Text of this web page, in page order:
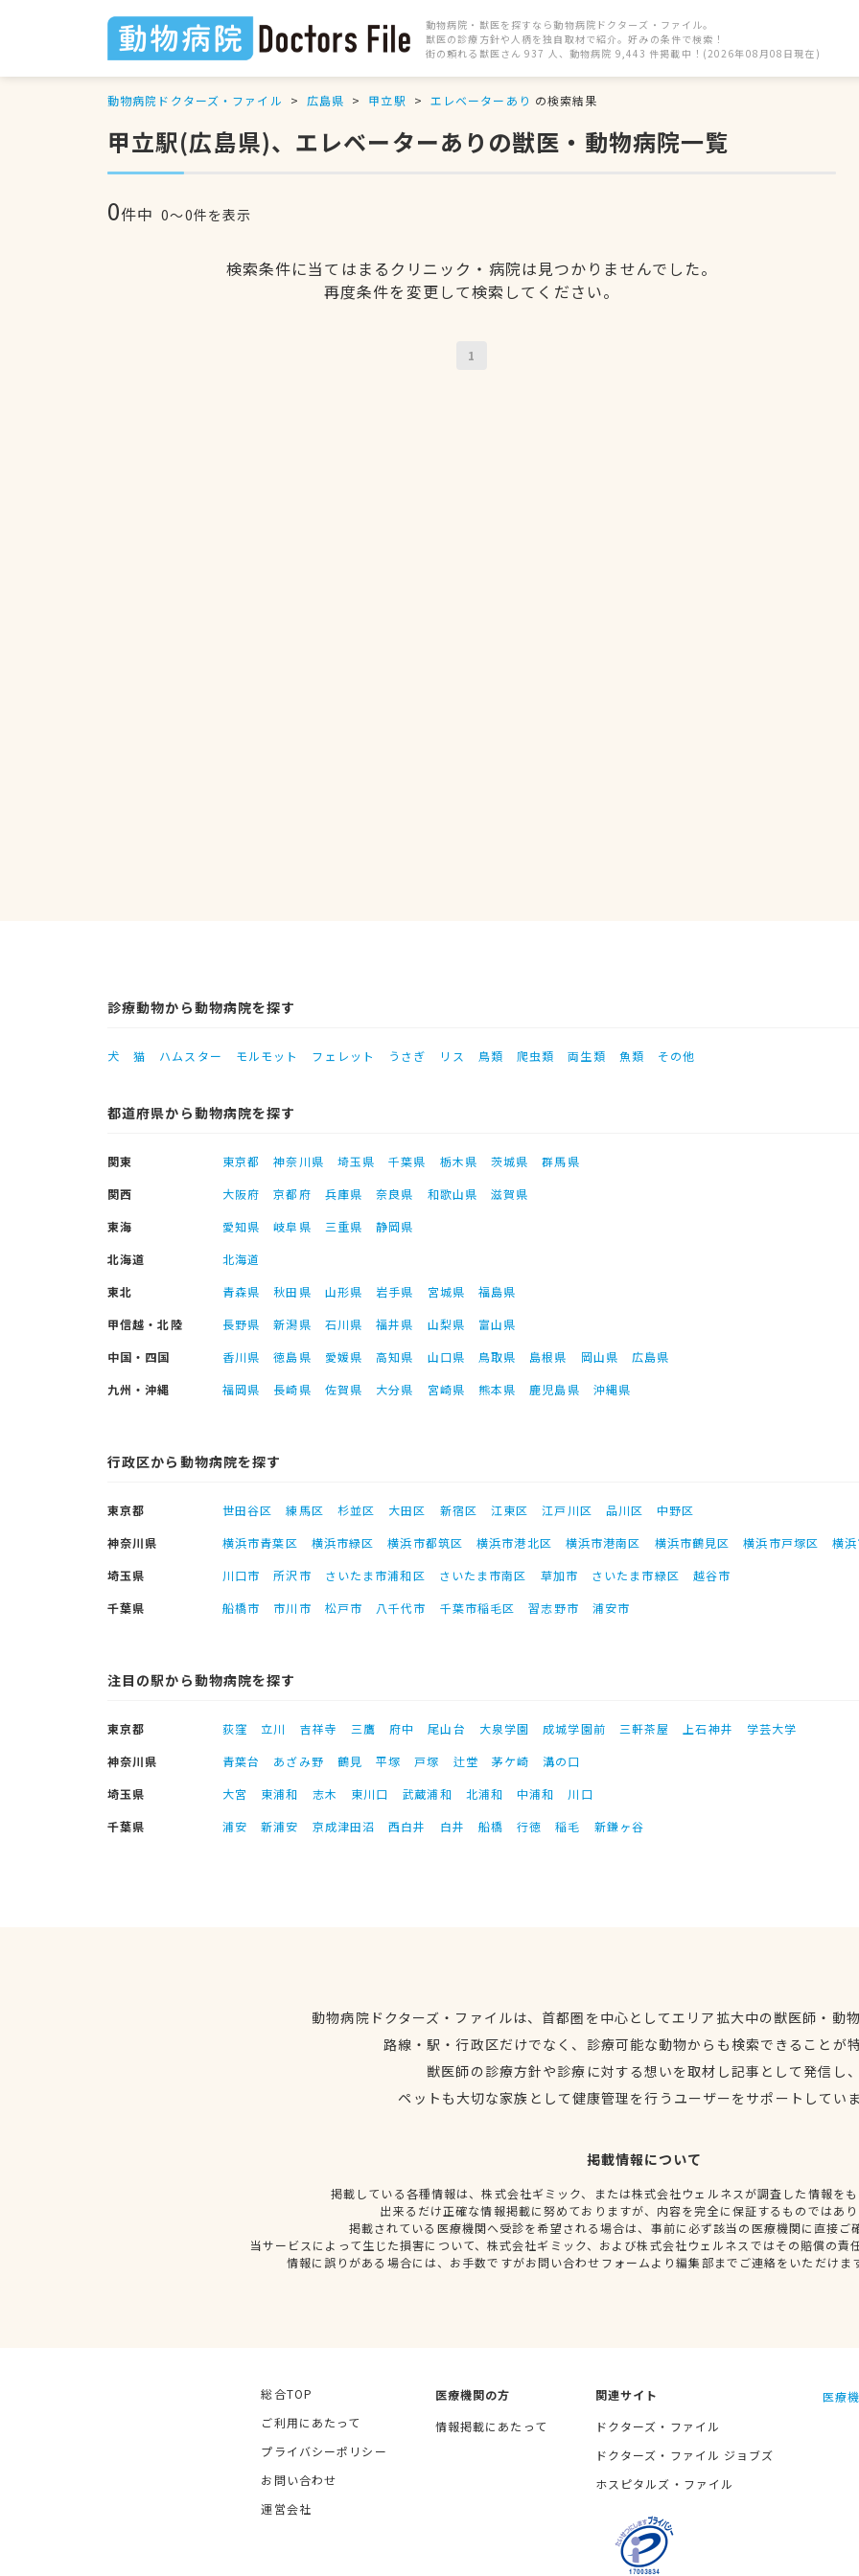
動物病院・獣医を探すなら動物病院ドクターズ・ファイル。
獣医の診療方針や人柄を独自取材で紹介。好みの条件で検索！
街の頼れる獣医さん 937 人、動物病院 9,443 件掲載中！(2026年08月08日現在)
動物病院ドクターズ・ファイル 広島県 甲立駅 エレベーターあり の検索結果
甲立駅(広島県)、エレベーターありの獣医・動物病院一覧
0件中 0〜0件を表示
検索条件に当てはまるクリニック・病院は見つかりませんでした。
再度条件を変更して検索してください。
1
診療動物から動物病院を探す
犬 猫 ハムスター モルモット フェレット うさぎ リス 鳥類 爬虫類 両生類 魚類 その他
都道府県から動物病院を探す
関東 東京都 神奈川県 埼玉県 千葉県 栃木県 茨城県
群馬県
関西
大阪府 京都府 兵庫県 奈良県 和歌山県
滋賀県
東海
愛知県 岐阜県 三重県
静岡県
北海道
北海道
東北
青森県 秋田県 山形県 岩手県 宮城県
福島県
甲信越・北陸
長野県 新潟県 石川県 福井県 山梨県
富山県
中国・四国
香川県 徳島県 愛媛県 高知県 山口県 鳥取県 島根県 岡山県
広島県
九州・沖縄
福岡県 長崎県 佐賀県 大分県 宮崎県 熊本県 鹿児島県 沖縄県
行政区から動物病院を探す
東京都 世田谷区 練馬区 杉並区 大田区 新宿区 江東区 江戸川区 品川区
中野区
神奈川県
横浜市青葉区 横浜市緑区 横浜市都筑区 横浜市港北区 横浜市港南区 横浜市鶴見区 横浜市戸塚区
横
埼玉県
川口市 所沢市 さいたま市浦和区 さいたま市南区 草加市 さいたま市緑区
越谷市
千葉県
船橋市 市川市 松戸市 八千代市 千葉市稲毛区 習志野市 浦安市
注目の駅から動物病院を探す
東京都 荻窪 立川 吉祥寺 三鷹 府中 尾山台 大泉学園 成城学園前 三軒茶屋 上石神井
学芸大学
神奈川県
青葉台 あざみ野 鶴見 平塚 戸塚 辻堂 茅ケ崎
溝の口
埼玉県
大宮 東浦和 志木 東川口 武蔵浦和 北浦和 中浦和
川口
千葉県
浦安 新浦安 京成津田沼 西白井 白井 船橋 行徳 稲毛 新鎌ヶ谷
動物病院ドクターズ・ファイルは、首都圏を中心としてエリア拡大中の獣医師・動
路線・駅・行政区だけでなく、診療可能な動物からも検索できることが
獣医師の診療方針や診療に対する想いを取材し記事として発信し
ペットも大切な家族として健康管理を行うユーザーをサポートしてい
掲載情報について
掲載している各種情報は、株式会社ギミック、または株式会社ウェルネスが調査した情報を
出来るだけ正確な情報掲載に努めておりますが、内容を完全に保証するものではあ
掲載されている医療機関へ受診を希望される場合は、事前に必ず該当の医療機関に直接ご
当サービスによって生じた損害について、株式会社ギミック、および株式会社ウェルネスではその賠償の責
情報に誤りがある場合には、お手数ですがお問い合わせフォームより編集部までご連絡をいただけま
総合TOP
ご利用にあたって
プライバシーポリシー
お問い合わせ
運営会社
医療機関の方
情報掲載にあたって
関連サイト
ドクターズ・ファイル
ドクターズ・ファイル ジョブズ
ホスピタルズ・ファイル
医療